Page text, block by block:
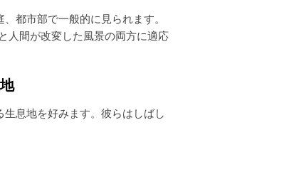
都市部で一般的に見られます。
人間が改変した風景の両方に適応
息地を好みます。彼らはしばし